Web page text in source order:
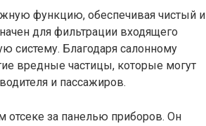
функцию, обеспечивая чистый и
для фильтрации входящего
систему. Благодаря салонному
вредные частицы, которые могут
и пассажиров.
отсеке за панелью приборов. Он